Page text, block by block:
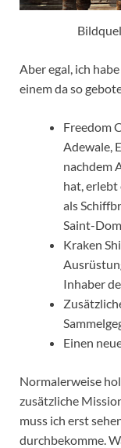
Aber egal, ich
einem da so
Freedom
Adewale,
nachdem
hat, erlebt
als
Saint-
Kraken
Inhaber
Einen
Normalerweise
zusätzliche
muss ich erst
durchbekomme.